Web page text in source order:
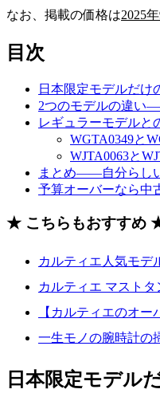
なお、掲載の価格は2025
目次
日本限定モデルだけ
2つのモデルの違い
レギュラーモデルと
WGTA0349と
WJTA0063と
まとめ——自分らし
予算オーバーなら中
★ こちらもおすすめ
カルティエ人気モデ
カルティエ マスト
【カルティエのオ
一生モノの腕時計の
日本限定モデル